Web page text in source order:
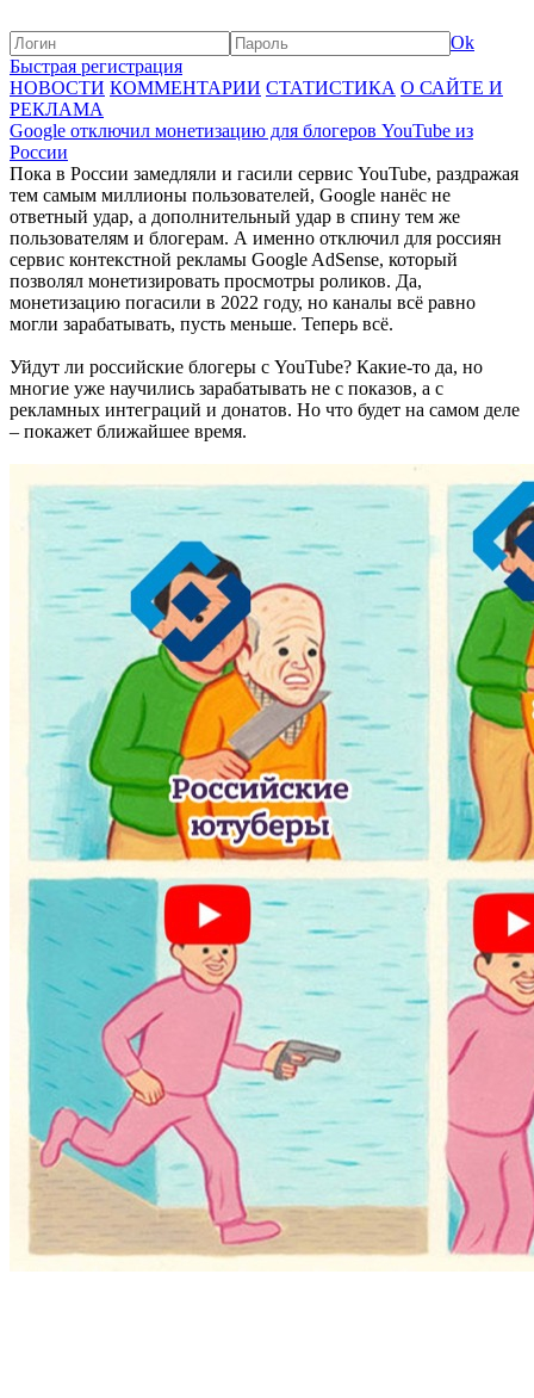
Ok
Быстрая регистрация
НОВОСТИ КОММЕНТАРИИ СТАТИСТИКА О САЙТЕ И
РЕКЛАМА
Google отключил монетизацию для блогеров YouTube из
России
Пока в России замедляли и гасили сервис YouTube, раздражая
тем самым миллионы пользователей, Google нанёс не
ответный удар, а дополнительный удар в спину тем же
пользователям и блогерам. А именно отключил для россиян
сервис контекстной рекламы Google AdSense, который
позволял монетизировать просмотры роликов. Да,
монетизацию погасили в 2022 году, но каналы всё равно
могли зарабатывать, пусть меньше. Теперь всё.
Уйдут ли российские блогеры с YouTube? Какие-то да, но
многие уже научились зарабатывать не с показов, а с
рекламных интеграций и донатов. Но что будет на самом деле
– покажет ближайшее время.